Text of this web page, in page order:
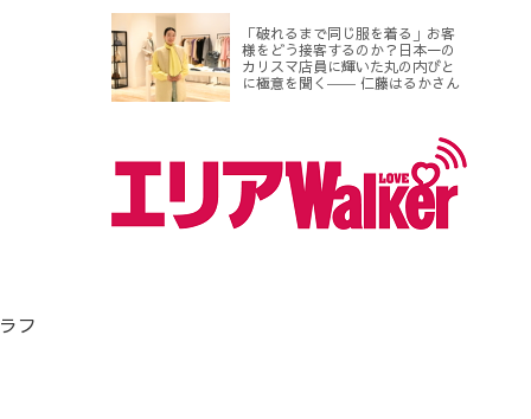
フ
「破れるまで同じ服を着る」お客
様をどう接客するのか？日本一の
カリスマ店員に輝いた丸の内びと
に極意を聞く―― 仁藤はるかさん